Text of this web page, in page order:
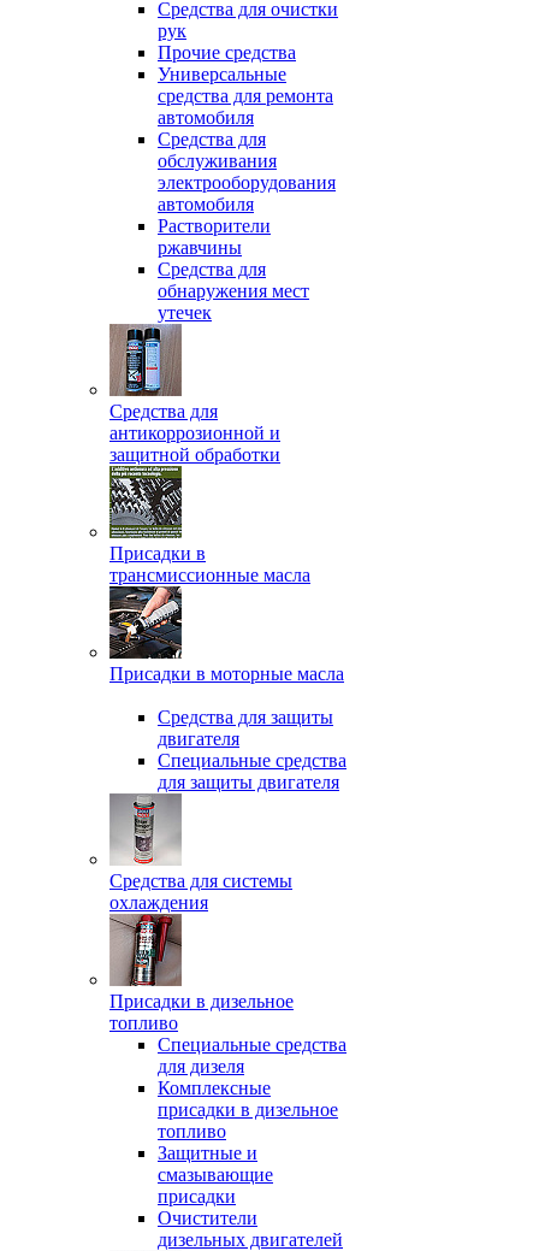
Средства для очистки
рук
Прочие средства
Универсальные
средства для ремонта
автомобиля
Средства для
обслуживания
электрооборудования
автомобиля
Растворители
ржавчины
Средства для
обнаружения мест
утечек
Средства для
антикоррозионной и
защитной обработки
Присадки в
трансмиссионные масла
Присадки в моторные масла
Средства для защиты
двигателя
Специальныe средства
для защиты двигателя
Средства для системы
охлаждения
Присадки в дизельное
топливо
Спeциальные средства
для дизеля
Комплексные
присадки в дизельное
топливо
Защитные и
смазывающие
присадки
Очистители
дизельных двигателей